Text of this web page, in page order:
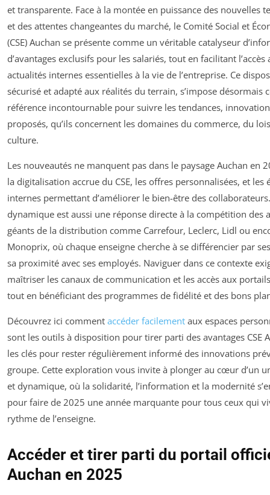
et transparente. Face à la montée en puissance des nouvelles
et des attentes changeantes du marché, le Comité Social et
(CSE) Auchan se présente comme un véritable catalyseur
d’avantages exclusifs pour les salariés, tout en facilitant l’accès
actualités internes essentielles à la vie de l’entreprise. Ce
sécurisé et adapté aux réalités du terrain, s’impose désormais
référence incontournable pour suivre les tendances,
proposés, qu’ils concernent les domaines du commerce, du
culture.
Les nouveautés ne manquent pas dans le paysage Auchan en
la digitalisation accrue du CSE, les offres personnalisées, et les
internes permettant d’améliorer le bien-être des
dynamique est aussi une réponse directe à la compétition des
géants de la distribution comme Carrefour, Leclerc, Lidl ou
Monoprix, où chaque enseigne cherche à se différencier par
sa proximité avec ses employés. Naviguer dans ce contexte
maîtriser les canaux de communication et les accès aux
tout en bénéficiant des programmes de fidélité et des bons
Découvrez ici comment accéder facilement aux espaces
sont les outils à disposition pour tirer parti des avantages CSE
les clés pour rester régulièrement informé des innovations
groupe. Cette exploration vous invite à plonger au cœur d’un
et dynamique, où la solidarité, l’information et la modernité
pour faire de 2025 une année marquante pour tous ceux qui
rythme de l’enseigne.
Accéder et tirer parti du portail
Auchan en 2025